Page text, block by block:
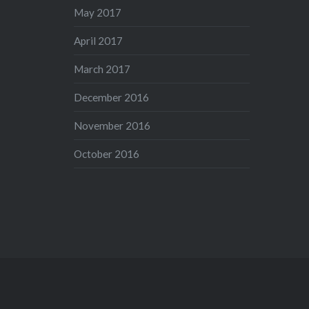
May 2017
April 2017
March 2017
December 2016
November 2016
October 2016